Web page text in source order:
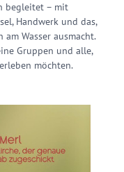
begleitet – mit
Handwerk und das,
Wasser ausmacht.
Gruppen und alle,
möchten.